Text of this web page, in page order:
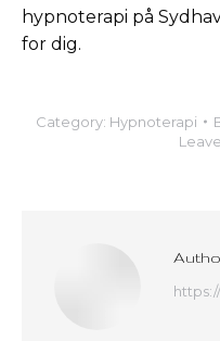
hypnoterapi på
for dig.
Category: Hypnoterapi